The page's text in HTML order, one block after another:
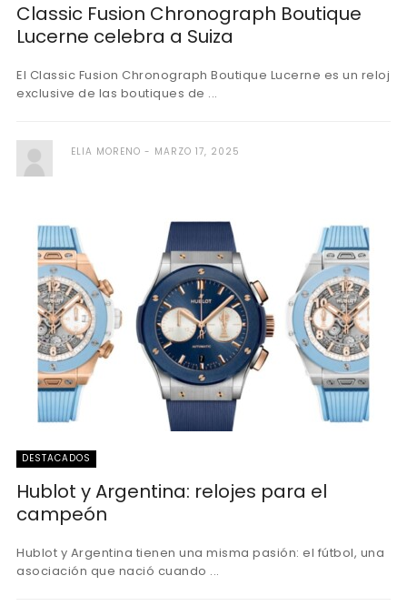
Classic Fusion Chronograph Boutique
Lucerne celebra a Suiza
El Classic Fusion Chronograph Boutique Lucerne es un reloj
exclusive de las boutiques de ...
ELIA MORENO MARZO 17, 2025
DESTACADOS
Hublot y Argentina: relojes para el
campeón
Hublot y Argentina tienen una misma pasión: el fútbol, una
asociación que nació cuando ...